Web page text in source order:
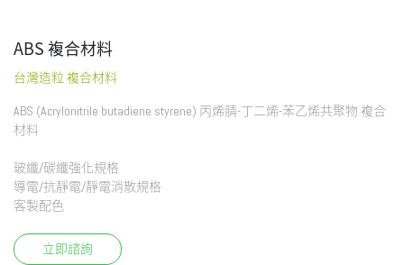
ABS 複合材料
台灣造粒 複合材料
ABS (Acrylonitrile butadiene styrene) 丙烯腈-丁二烯-苯乙烯共聚物 複合
材料
玻纖/碳纖強化規格
導電/抗靜電/靜電消散規格
客製配色
立即諮詢